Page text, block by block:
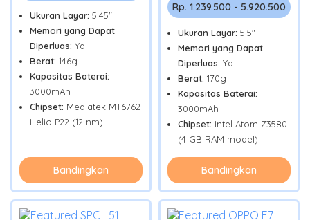
Ukuran Layar: 5.45"
Memori yang Dapat
Diperluas: Ya
Berat: 146g
Kapasitas Baterai:
3000mAh
Chipset: Mediatek MT6762
Helio P22 (12 nm)
Bandingkan
Rp. 1.239.500 - 5.920.500
Ukuran Layar: 5.5"
Memori yang Dapat
Diperluas: Ya
Berat: 170g
Kapasitas Baterai:
3000mAh
Chipset: Intel Atom Z3580
(4 GB RAM model)
Bandingkan